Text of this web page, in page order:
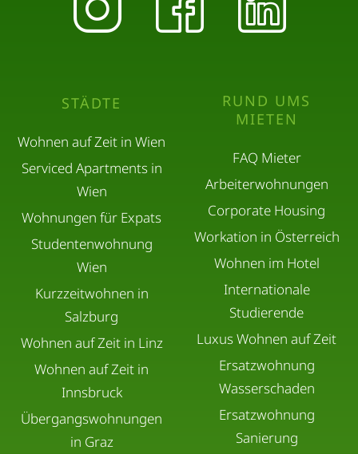
STÄDTE
Wohnen auf Zeit in Wien
Serviced Apartments in
Wien
Wohnungen für Expats
Studentenwohnung
Wien
Kurzzeitwohnen in
Salzburg
Wohnen auf Zeit in Linz
Wohnen auf Zeit in
Innsbruck
Übergangswohnungen
in Graz
RUND UMS
MIETEN
FAQ Mieter
Arbeiterwohnungen
Corporate Housing
Workation in Österreich
Wohnen im Hotel
Internationale
Studierende
Luxus Wohnen auf Zeit
Ersatzwohnung
Wasserschaden
Ersatzwohnung
Sanierung